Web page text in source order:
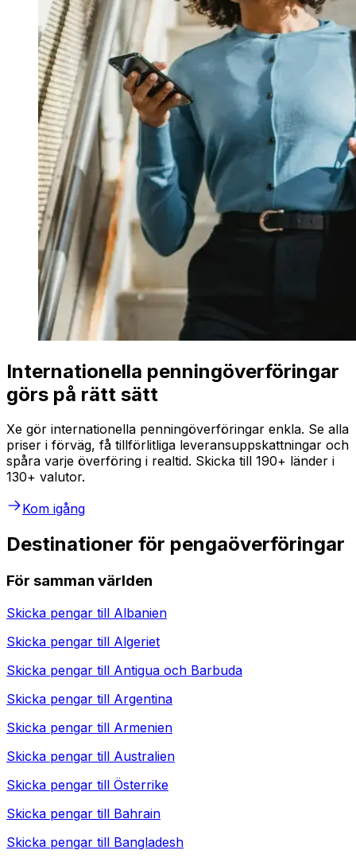
Internationella penningöverföringar
görs på rätt sätt
Xe gör internationella penningöverföringar enkla. Se alla
priser i förväg, få tillförlitliga leveransuppskattningar och
spåra varje överföring i realtid. Skicka till 190+ länder i
130+ valutor.
Kom igång
Destinationer för pengaöverföringar
För samman världen
Skicka pengar till Albanien
Skicka pengar till Algeriet
Skicka pengar till Antigua och Barbuda
Skicka pengar till Argentina
Skicka pengar till Armenien
Skicka pengar till Australien
Skicka pengar till Österrike
Skicka pengar till Bahrain
Skicka pengar till Bangladesh